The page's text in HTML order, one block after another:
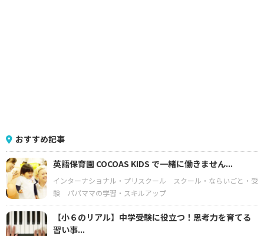
おすすめ記事
英語保育園 COCOAS KIDS で一緒に働きません...
インターナショナル・プリスクール
スクール・ならいごと・受
験
パパママの学習・スキルアップ
【小６のリアル】中学受験に役立つ！思考力を育てる
習い事...